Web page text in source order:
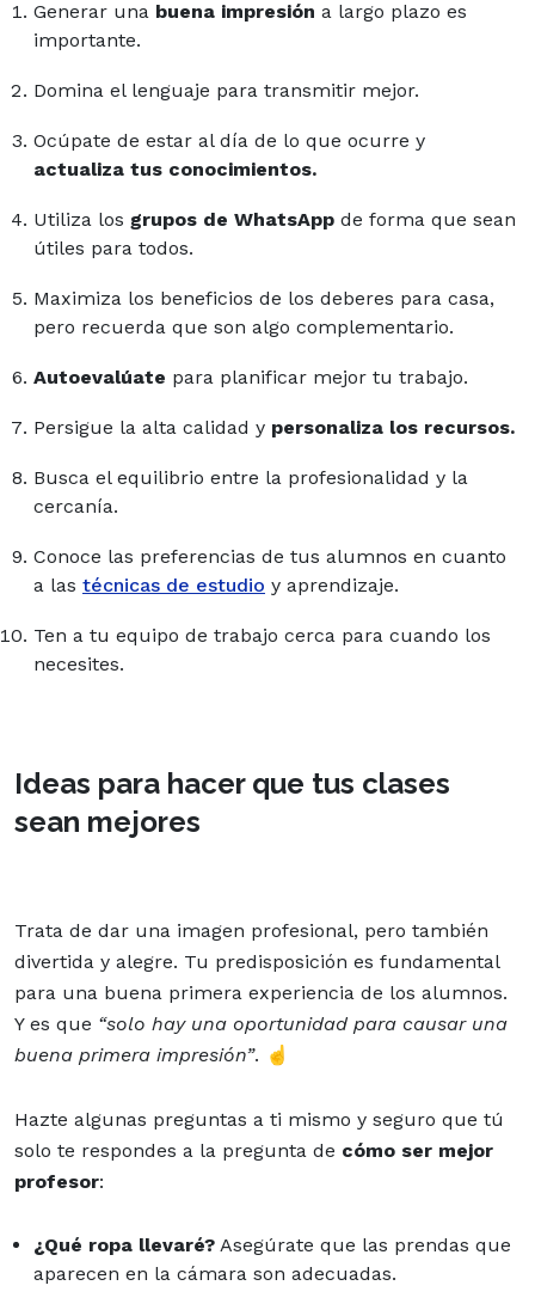
Generar una buena impresión a largo plazo es
importante.
Domina el lenguaje para transmitir mejor.
Ocúpate de estar al día de lo que ocurre y
actualiza tus conocimientos.
Utiliza los grupos de WhatsApp de forma que sean
útiles para todos.
Maximiza los beneficios de los deberes para casa,
pero recuerda que son algo complementario.
Autoevalúate para planificar mejor tu trabajo.
Persigue la alta calidad y personaliza los recursos.
Busca el equilibrio entre la profesionalidad y la
cercanía.
Conoce las preferencias de tus alumnos en cuanto
a las técnicas de estudio y aprendizaje.
Ten a tu equipo de trabajo cerca para cuando los
necesites.
Ideas para hacer que tus clases
sean mejores
Trata de dar una imagen profesional, pero también
divertida y alegre. Tu predisposición es fundamental
para una buena primera experiencia de los alumnos.
Y es que “solo hay una oportunidad para causar una
buena primera impresión”. ☝️
Hazte algunas preguntas a ti mismo y seguro que tú
solo te respondes a la pregunta de cómo ser mejor
profesor:
¿Qué ropa llevaré? Asegúrate que las prendas que
aparecen en la cámara son adecuadas.